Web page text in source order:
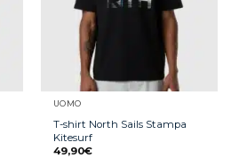
UOMO
T-shirt North Sails Stampa
Kitesurf
49,90€